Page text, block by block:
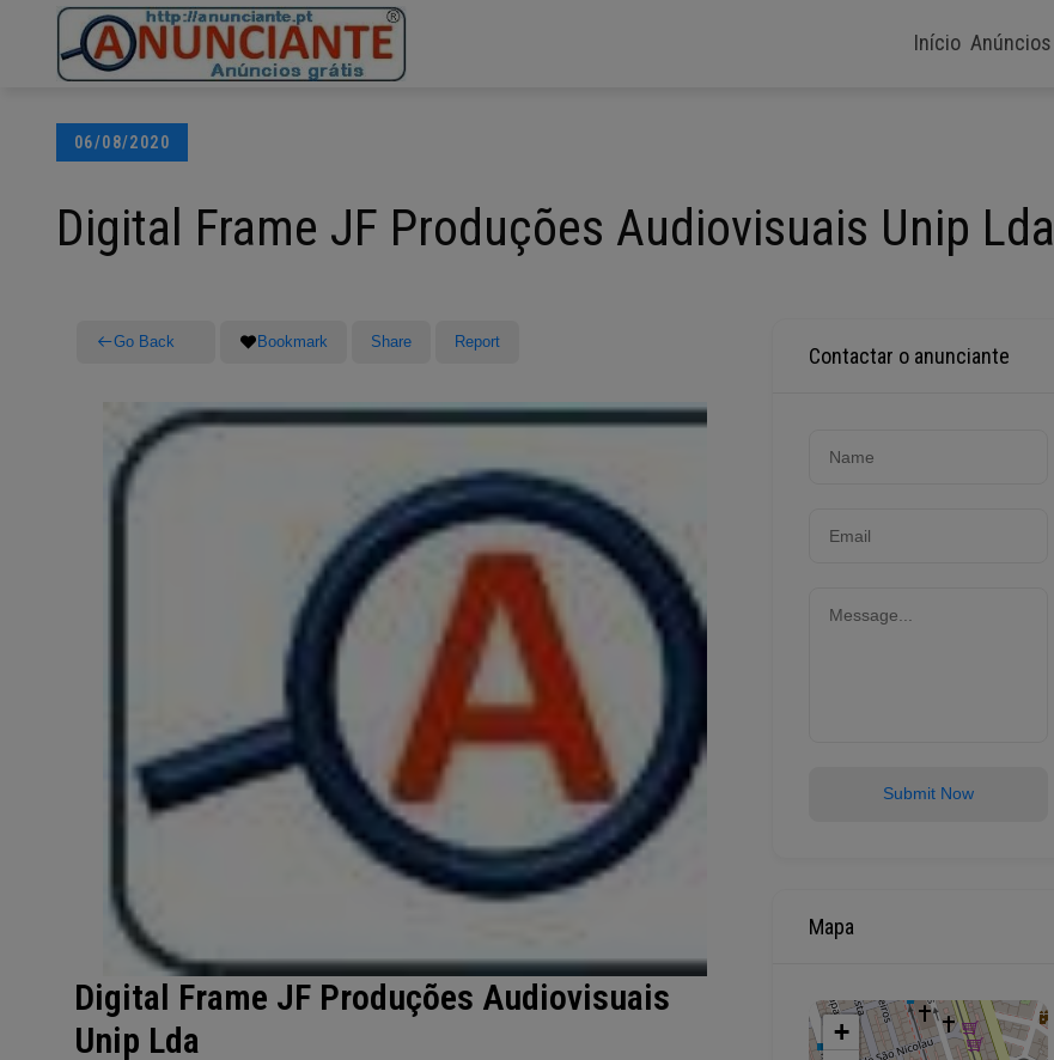
Início Anúncios
Posted
06/08/2020
Digital Frame JF Produções Audiovisuais Unip Lda
Go Back Bookmark Share Report
Digital Frame JF Produções Audiovisuais
Unip Lda
Contactar o anunciante
Submit Now
Mapa
+